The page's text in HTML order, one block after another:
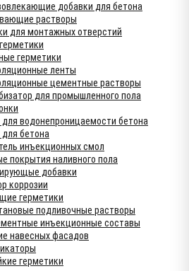
добавки для бетона
растворы
для монтажных отверстий
герметики
ленты
цементные растворы
для промышленного пола
водонепроницаемости бетона
бетона
инъекционных смол
покрытия наливного пола
добавки
коррозии
герметики
подливочные растворы
инъекционные составы
навесных фасадов
герметики